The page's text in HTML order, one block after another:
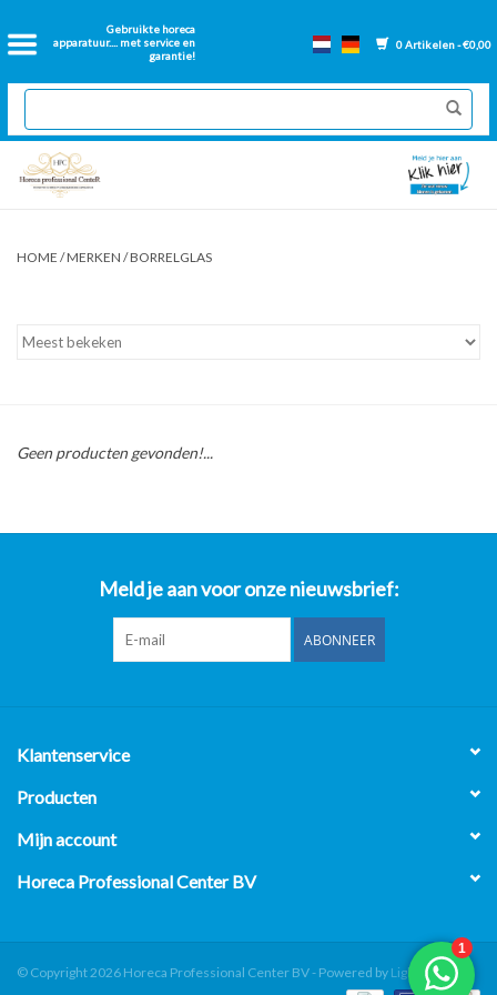
Gebruikte horeca
apparatuur.... met service en
garantie!
0 Artikelen - €0,00
Home
2dehands Horeca
Nieuwe apparatuur
Onderdelen bakwanden
Over ons
HOME /MERKEN /BORRELGLAS
Geen producten gevonden!...
Meld je aan voor onze nieuwsbrief:
ABONNEER
Klantenservice
Producten
Mijn account
Horeca Professional Center BV
© Copyright 2026 Horeca Professional Center BV - Powered by Lightspeed